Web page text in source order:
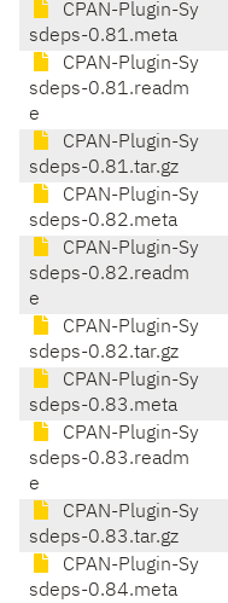
CPAN-Plugin-Sy
sdeps-0.81.meta
CPAN-Plugin-Sy
sdeps-0.81.readm
e
CPAN-Plugin-Sy
sdeps-0.81.tar.gz
CPAN-Plugin-Sy
sdeps-0.82.meta
CPAN-Plugin-Sy
sdeps-0.82.readm
e
CPAN-Plugin-Sy
sdeps-0.82.tar.gz
CPAN-Plugin-Sy
sdeps-0.83.meta
CPAN-Plugin-Sy
sdeps-0.83.readm
e
CPAN-Plugin-Sy
sdeps-0.83.tar.gz
CPAN-Plugin-Sy
sdeps-0.84.meta